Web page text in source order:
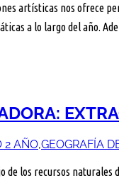
artísticas nos ofrece
a lo largo del año.
2 AÑO,GEOGRAFÍA
de los recursos